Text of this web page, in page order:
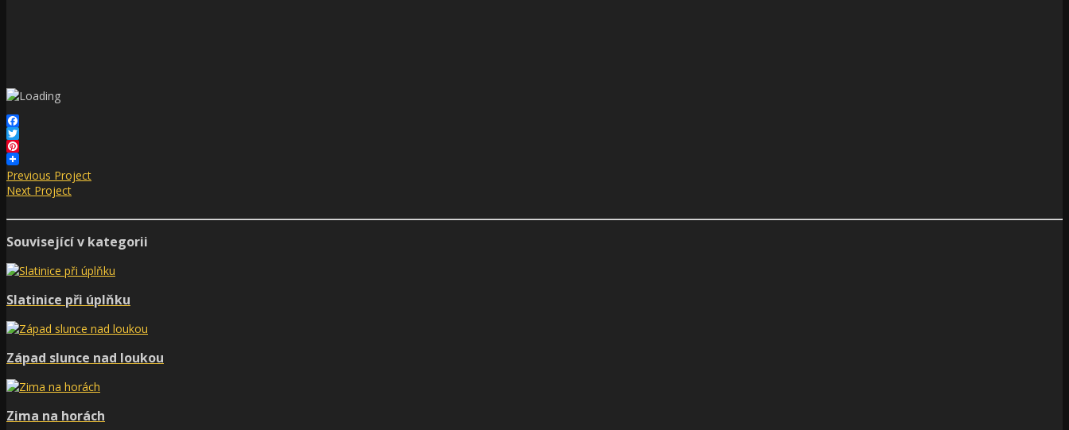
Facebook
Twitter
Pinterest
Previous Project
Next Project
Související v kategorii
Slatinice při úplňku
Západ slunce nad loukou
Zima na horách